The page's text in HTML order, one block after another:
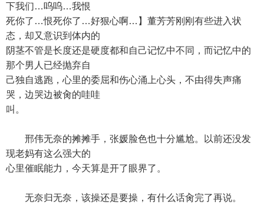
下我们…呜呜…我恨
死你了…恨死你了…好狠心啊…】董芳芳刚刚有些进入状
态，却又意识到体内的
阴茎不管是长度还是硬度都和自己记忆中不同，而记忆中的
那个男人已经抛弃自
己独自逃跑，心里的委屈和伤心涌上心头，不由得失声痛
哭，边哭边被肏的哇哇
叫。
邢伟无奈的摊摊手，张媛脸色也十分尴尬。以前还没发
现老妈有这么强大的
心里催眠能力，今天算是开了眼界了。
无奈归无奈，该操还是要操，有什么话肏完了再说。